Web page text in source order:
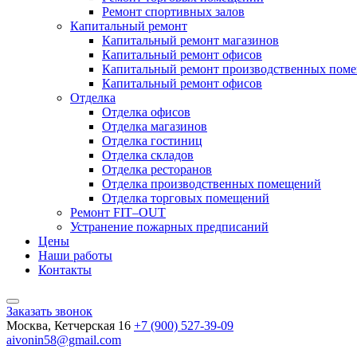
Ремонт спортивных залов
Капитальный ремонт
Капитальный ремонт магазинов
Капитальный ремонт офисов
Капитальный ремонт производственных
Капитальный ремонт офисов
Отделка
Отделка офисов
Отделка магазинов
Отделка гостиниц
Отделка складов
Отделка ресторанов
Отделка производственных помещений
Отделка торговых помещений
Ремонт FIT–OUT
Устранение пожарных предписаний
Цены
Наши работы
Контакты
Заказать звонок
Москва, Кетчерская 16 +7 (900) 527-39-09
aivonin58@gmail.com